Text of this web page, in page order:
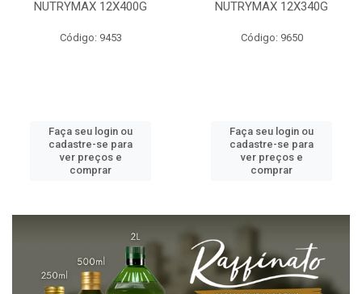
NUTRYMAX 12X400G
Código: 9453
Faça seu login ou
cadastre-se para
ver preços e
comprar
NUTRYMAX 12X340G
Código: 9650
Faça seu login ou
cadastre-se para
ver preços e
comprar